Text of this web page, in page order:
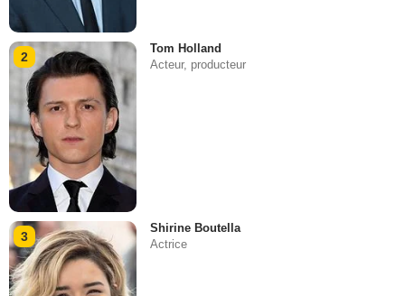
2
Tom Holland
Acteur, producteur
3
Shirine Boutella
Actrice